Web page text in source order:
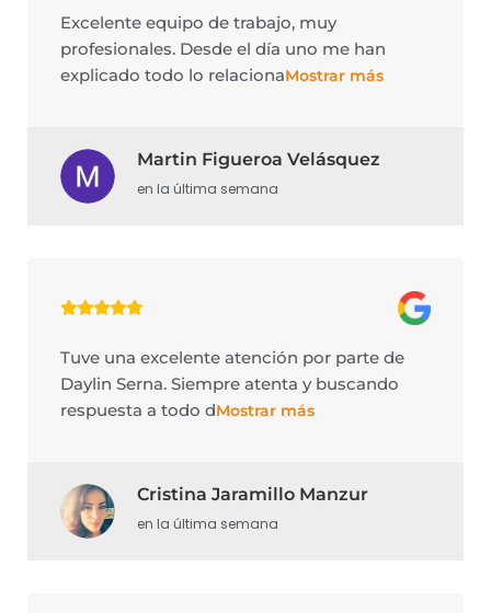
Excelente equipo de trabajo, muy
profesionales. Desde el día uno me han
explicado todo lo relacionaMostrar más
Martin Figueroa Velásquez
en la última semana
Tuve una excelente atención por parte de
Daylin Serna. Siempre atenta y buscando
respuesta a todo dMostrar más
Cristina Jaramillo Manzur
en la última semana